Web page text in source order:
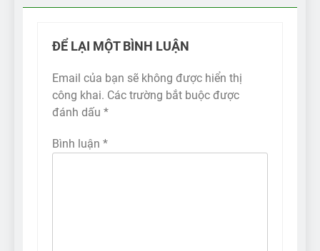
ĐỂ LẠI MỘT BÌNH LUẬN
Email của bạn sẽ không được hiển thị
công khai. Các trường bắt buộc được
đánh dấu *
Bình luận *